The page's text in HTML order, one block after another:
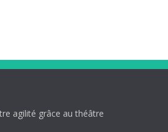
agilité grâce au théâtre